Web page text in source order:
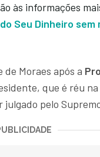
às informações
Seu Dinheiro sem
Moraes após a
que é réu
pelo